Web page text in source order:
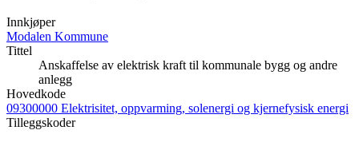
Innkjøper
Modalen Kommune
Tittel
Anskaffelse av elektrisk kraft til kommunale bygg og andre
anlegg
Hovedkode
09300000 Elektrisitet, oppvarming, solenergi og kjernefysisk energi
Tilleggskoder